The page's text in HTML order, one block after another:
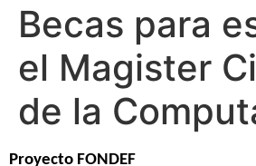
Becas para
el Magister
de la
Proyecto FONDEF